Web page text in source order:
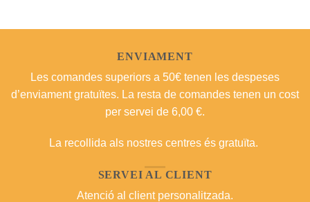
ENVIAMENT
Les comandes superiors a 50€ tenen les despeses
d’enviament gratuïtes. La resta de comandes tenen un cost
per servei de 6,00 €.
La recollida als nostres centres és gratuïta.
SERVEI AL CLIENT
Atenció al client personalitzada.